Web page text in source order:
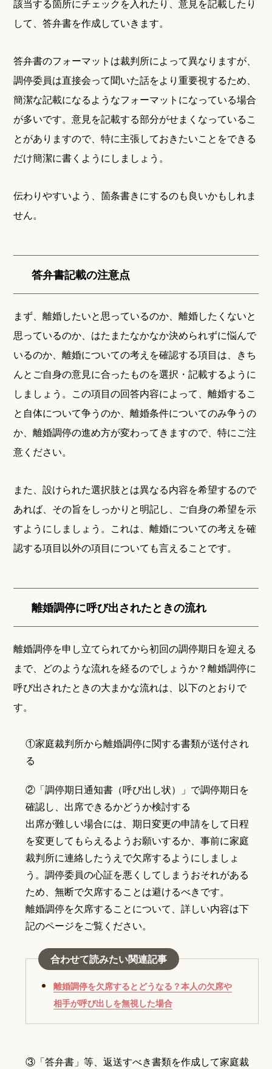
該当する箇所にチェックを入れたり、意見を記載したり
して、答弁書を作成していきます。
答弁書のフォーマットは裁判所によって異なりますが、
調停委員は直接会って聞いた話をより重要視するため、
簡潔な記載になるようなフォーマットになっている場合
が多いです。意見を記載する部分がせまくなっているこ
とがありますので、特に主張しておきたいことをできる
だけ簡潔に書くようにしましょう。
伝わりやすいよう、箇条書きにするのも良いかもしれま
せん。
答弁書記載の注意点
まず、離婚したいと思っているのか、離婚したくないと
思っているのか、はたまたなかなか決められずに悩んで
いるのか、離婚についての考えを確認する項目は、きち
んとご自身の意見に合ったものを選択・記載するように
しましょう。この項目の回答内容によって、離婚するこ
と自体について争うのか、離婚条件についてのみ争うの
か、離婚調停の進め方が変わってきますので、特にご注
意ください。
また、設けられた選択肢とは異なる内容を希望するので
あれば、その旨をしっかりと明記し、ご自身の希望を示
すようにしましょう。これは、離婚についての考えを確
認する項目以外の項目についても言えることです。
離婚調停に呼び出されたときの流れ
離婚調停を申し立てられてから初回の調停期日を迎える
まで、どのような流れを経るのでしょうか？離婚調停に
呼び出されたときの大まかな流れは、以下のとおりで
す。
①家庭裁判所から離婚調停に関する書類が送付され
る
②「調停期日通知書（呼び出し状）」で調停期日を
確認し、出席できるかどうか検討する
出席が難しい場合には、期日変更の申請をして日程
を変更してもらえるようお願いするか、事前に家庭
裁判所に連絡したうえで欠席するようにしましょ
う。調停委員の心証を悪くしてしまうおそれがある
ため、無断で欠席することは避けるべきです。
離婚調停を欠席することについて、詳しい内容は下
記のページをご覧ください。
合わせて読みたい関連記事
離婚調停を欠席するとどうなる？本人の欠席や
相手が呼び出しを無視した場合
③「答弁書」等、返送すべき書類を作成して家庭裁